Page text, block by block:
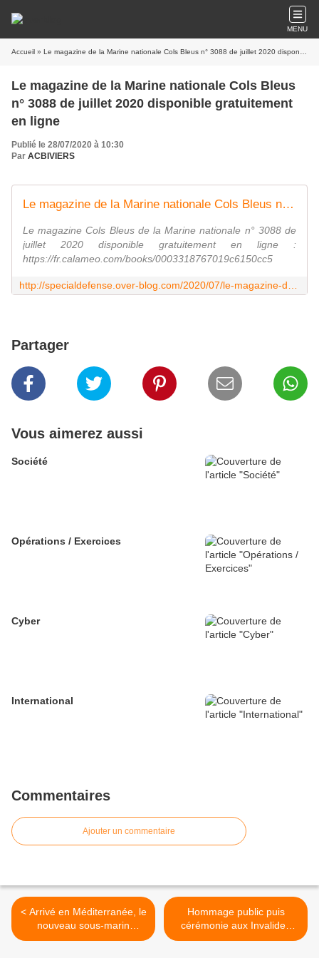
MENU
Accueil » Le magazine de la Marine nationale Cols Bleus n° 3088 de juillet 2020 disponible gratuitement en ligne
Le magazine de la Marine nationale Cols Bleus
n° 3088 de juillet 2020 disponible gratuitement
en ligne
Publié le 28/07/2020 à 10:30
Par ACBIVIERS
Le magazine de la Marine nationale Cols Bleus n° 3088 de juillet 2020 disponible gratuitement en ligne - Spécial Défense
Le magazine Cols Bleus de la Marine nationale n° 3088 de
juillet 2020 disponible gratuitement en ligne :
https://fr.calameo.com/books/0003318767019c6150cc5
Partager
Vous aimerez aussi
Société
Opérations / Exercices
Cyber
International
Commentaires
Ajouter un commentaire
< Arrivé en Méditerranée, le
nouveau sous-marin
Suffren va entamer les
Hommage public puis
cérémonie aux Invalides
pour le parachutiste